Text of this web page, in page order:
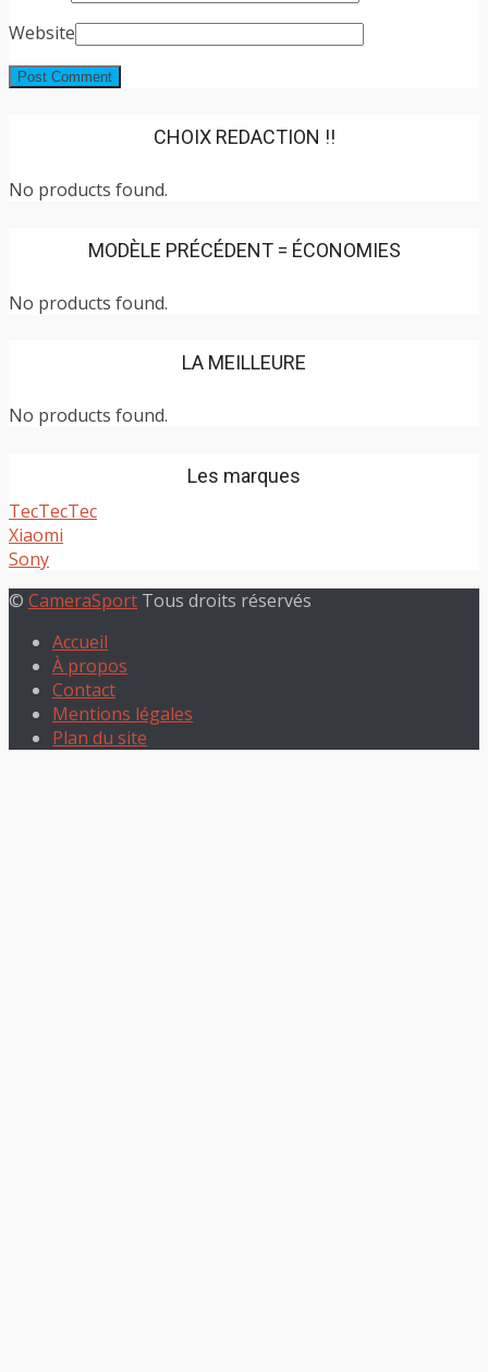
Website
CHOIX REDACTION !!
No products found.
MODÈLE PRÉCÉDENT = ÉCONOMIES
No products found.
LA MEILLEURE
No products found.
Les marques
TecTecTec
Xiaomi
Sony
© CameraSport Tous droits réservés
Accueil
À propos
Contact
Mentions légales
Plan du site